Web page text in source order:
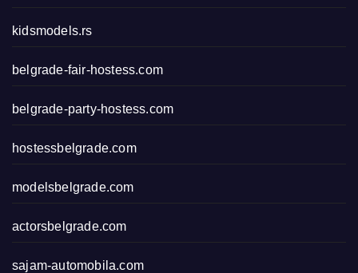
kidsmodels.rs
belgrade-fair-hostess.com
belgrade-party-hostess.com
hostessbelgrade.com
modelsbelgrade.com
actorsbelgrade.com
sajam-automobila.com